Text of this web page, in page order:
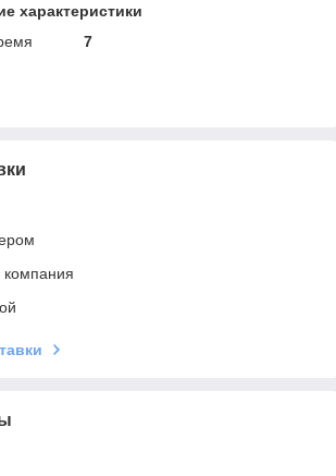
характеристики
7
компания